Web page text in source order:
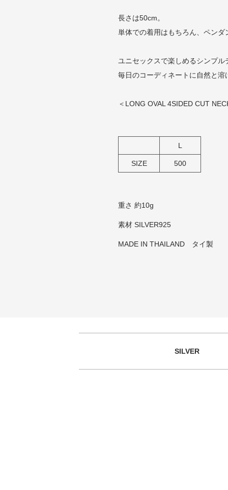
長さは50cm。
単体での着用はもちろん、ペン
ユニセックスで楽しめるシンプル
毎日のコーディネートに自然と
＜LONG OVAL 4SIDED CUT
L
SIZE 500
重さ 約10g
素材 SILVER925
MADE IN THAILAND タイ製
SILVER